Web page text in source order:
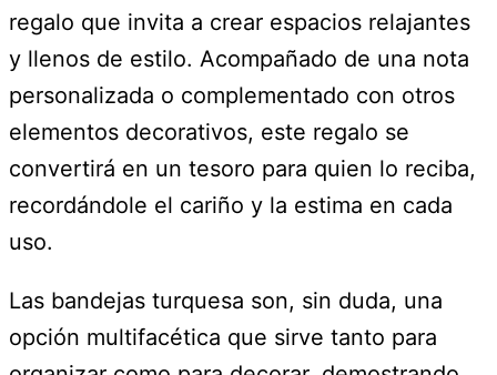
regalo que invita a crear espacios relajantes
y llenos de estilo. Acompañado de una nota
personalizada o complementado con otros
elementos decorativos, este regalo se
convertirá en un tesoro para quien lo reciba,
recordándole el cariño y la estima en cada
uso.
Las bandejas turquesa son, sin duda, una
opción multifacética que sirve tanto para